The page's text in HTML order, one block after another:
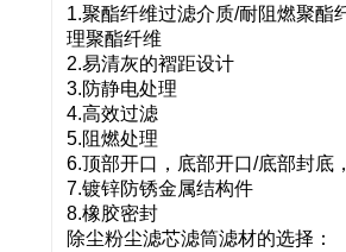
1.聚酯纤维过滤介质/耐阻燃聚酯
理聚酯纤维
2.易清灰的褶距设计
3.防静电处理
4.高效过滤
5.阻燃处理
6.顶部开口，底部开口/底部封底
7.镀锌防锈金属结构件
8.橡胶密封
除尘粉尘滤芯滤筒滤材的选择：